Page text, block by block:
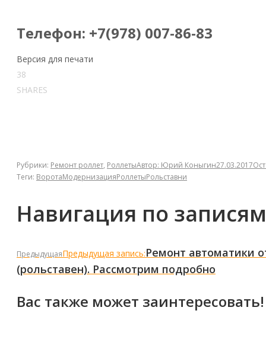
Телефон: +7(978) 007-86-83
Версия для печати
38
SHARES
Рубрики: Ремонт роллет, РоллетыАвтор: Юрий Коныгин27.03.2017
Теги: ВоротаМодернизацияРоллетыРольставни
Навигация по записям
ПредыдущаяПредыдущая запись:Ремонт автоматики
(рольставен). Рассмотрим подробно
Вас также может заинтересовать!